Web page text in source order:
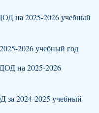
на 2025-2026 учебный
2026 учебный год
на 2025-2026
за 2024-2025 учебный